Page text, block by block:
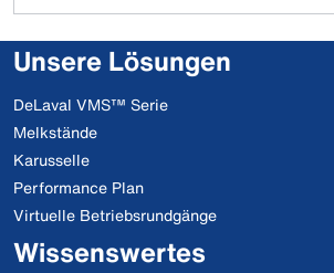
Unsere Lösungen
DeLaval VMS™ Serie
Melkstände
Karusselle
Performance Plan
Virtuelle Betriebsrundgänge
Wissenswertes